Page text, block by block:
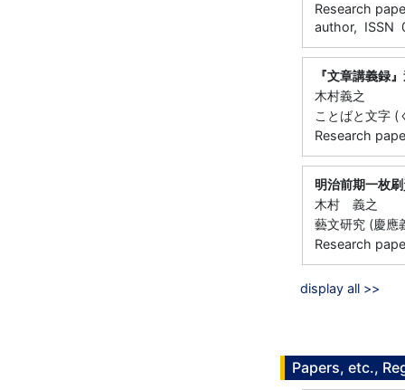
Research
author, ISSN
『文章講義録
木村義之
ことばと文字
Research
明治前期一枚
木村 義之
藝文研究 (慶
Research
display all >>
Papers, etc.,